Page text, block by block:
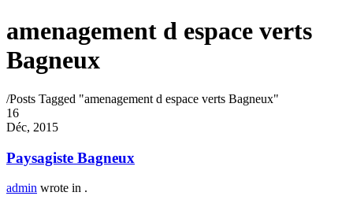
amenagement d espace verts
Bagneux
/Posts Tagged "amenagement d espace verts Bagneux"
16
Déc, 2015
Paysagiste Bagneux
admin wrote in .